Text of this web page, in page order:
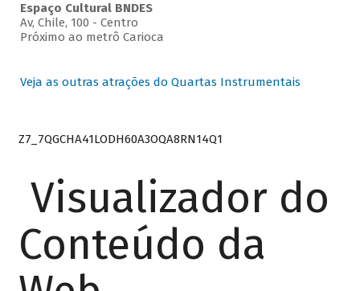
Espaço Cultural BNDES
Av, Chile, 100 - Centro
Próximo ao metrô Carioca
Veja as outras atrações do Quartas Instrumentais
Z7_7QGCHA41LODH60A3OQA8RN14Q1
Visualizador do
Conteúdo da